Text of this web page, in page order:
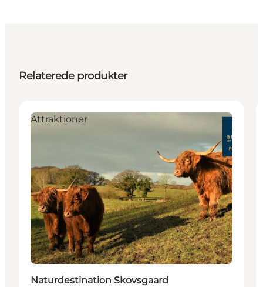
Relaterede produkter
Attraktioner
Naturdestination Skovsgaard